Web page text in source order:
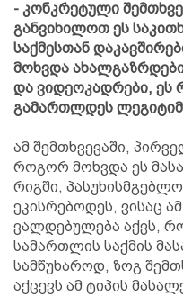
- კონკრეტული
განვიხილოთ ეს
საქმესთან
მოხვდა
და ვიდეოკადრები, ეს
გამართლდეს
ამ შემთხვევაში,
როგორ მოხვდა ეს
რიგში,
ეკისრებოდეს, ვისაც
ვალდებულება აქვს,
სამართლის საქმის
სამწუხაროდ, ზოგ
აქცევს ამ ტიპის